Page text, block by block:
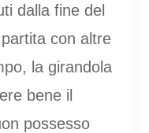
dalla fine del
con altre
la girandola
bene il
possesso